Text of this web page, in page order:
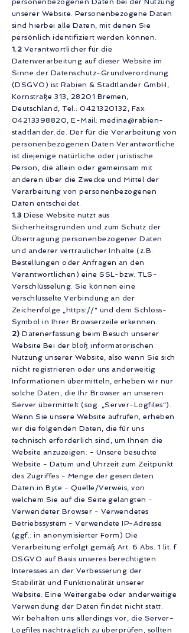
personenbezogenen Daten bei der Nutzung
unserer Website. Personenbezogene Daten
sind hierbei alle Daten, mit denen Sie
persönlich identifiziert werden können.
1.2 Verantwortlicher für die
Datenverarbeitung auf dieser Website im
Sinne der Datenschutz-Grundverordnung
(DSGVO) ist Rabien & Stadtlander GmbH,
Kornstraße 313, 28201 Bremen,
Deutschland, Tel.:0421320132 , Fax:
04213398820, E-Mail:medina@rabien-
stadtlander.de . Der für die Verarbeitung von
personenbezogenen Daten Verantwortliche
ist diejenige natürliche oder juristische
Person, die allein oder gemeinsam mit
anderen über die Zwecke und Mittel der
Verarbeitung von personenbezogenen
Daten entscheidet.
1.3 Diese Website nutzt aus
Sicherheitsgründen und zum Schutz der
Übertragung personenbezogener Daten
und anderer vertraulicher Inhalte (z.B.
Bestellungen oder Anfragen an den
Verantwortlichen) eine SSL-bzw. TLS-
Verschlüsselung. Sie können eine
verschlüsselte Verbindung an der
Zeichenfolge „https://“ und dem Schloss-
Symbol in Ihrer Browserzeile erkennen.
2) Datenerfassung beim Besuch unserer
Website Bei der bloß informatorischen
Nutzung unserer Website, also wenn Sie sich
nicht registrieren oder uns anderweitig
Informationen übermitteln, erheben wir nur
solche Daten, die Ihr Browser an unseren
Server übermittelt (sog. „Server-Logfiles“).
Wenn Sie unsere Website aufrufen, erheben
wir die folgenden Daten, die für uns
technisch erforderlich sind, um Ihnen die
Website anzuzeigen: - Unsere besuchte
Website - Datum und Uhrzeit zum Zeitpunkt
des Zugriffes - Menge der gesendeten
Daten in Byte - Quelle/Verweis, von
welchem Sie auf die Seite gelangten -
Verwendeter Browser - Verwendetes
Betriebssystem - Verwendete IP-Adresse
(ggf.: in anonymisierter Form) Die
Verarbeitung erfolgt gemäß Art. 6 Abs. 1 lit. f
DSGVO auf Basis unseres berechtigten
Interesses an der Verbesserung der
Stabilität und Funktionalität unserer
Website. Eine Weitergabe oder anderweitige
Verwendung der Daten findet nicht statt.
Wir behalten uns allerdings vor, die Server-
Logfiles nachträglich zu überprüfen, sollten